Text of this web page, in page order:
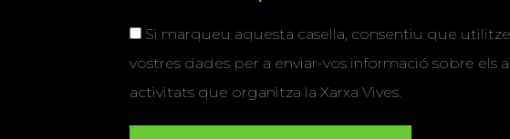
Si marqueu aquesta casella, consentiu que
vostres dades per a enviar-vos informació sobre els
activitats que organitza la Xarxa Vives.